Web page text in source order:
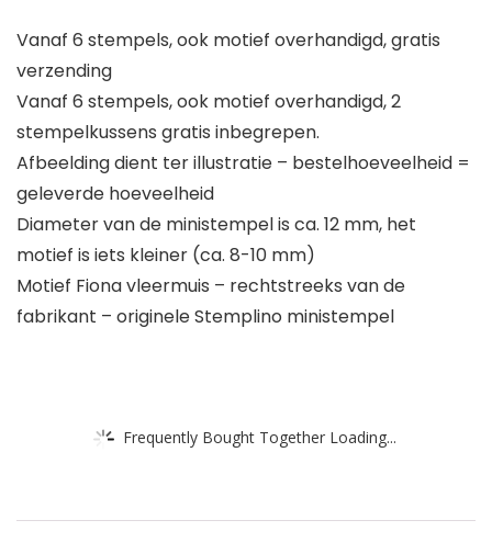
Vanaf 6 stempels, ook motief overhandigd, gratis
verzending
Vanaf 6 stempels, ook motief overhandigd, 2
stempelkussens gratis inbegrepen.
Afbeelding dient ter illustratie – bestelhoeveelheid =
geleverde hoeveelheid
Diameter van de ministempel is ca. 12 mm, het
motief is iets kleiner (ca. 8-10 mm)
Motief Fiona vleermuis – rechtstreeks van de
fabrikant – originele Stemplino ministempel
Frequently Bought Together Loading...